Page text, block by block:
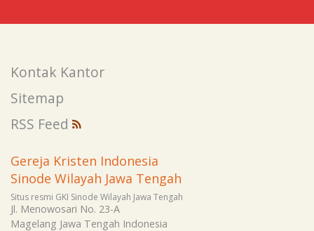
Kontak Kantor
Sitemap
RSS Feed
Gereja Kristen Indonesia
Sinode Wilayah Jawa Tengah
Situs resmi GKI Sinode Wilayah Jawa Tengah
Jl. Menowosari No. 23-A
Magelang Jawa Tengah Indonesia